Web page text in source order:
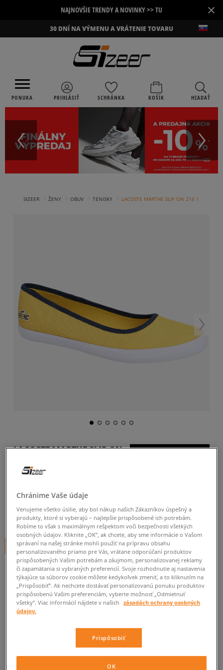
NAJNOVŠIE TRENDY A NOVINKY >> TU ×
30 DNÍ NA VÝMENU A VRÁTENIE TOVARU
PONUKA PRIHLÁSIŤ SCHRÁNKA KOŠÍK HĽADAŤ
SIZEER ŽENY OBUV TENISKY LACOSTE MARTHE SLIP ON 216 1
LACOSTE MARTHE SLIP ON
216 1
0.0 (0)
29,99€cena s DPH
+ 30 BODOV V SIZEERCLUBE
Informujte ma o dostupnosti
Ak bude položka opäť dostupná, dostanete od nás oznámenie.
ZISTIŤ DOSTUPNOSŤ V NAŠICH KAMENNÝCH PREDAJNIACH
Chránime Vaše údaje
Venujeme všetko úsilie, aby bol nákup našich Zákazníkov úspešný a
produkty, ktoré si vyberajú – najlepšie prispôsobené ich potrebám.
Robíme to však s maximálnym rešpektom voči bezpečnosti všetkých
osobných údajov. Kliknite „OK”, ak chcete, aby sme informácie o Vašom
správaní na našej stránke mohli použiť na prípravu obsahu
personalizovaného priamo pre Vás, vrátane odporúčaní produktov
prispôsobených Vašim potrebám a záujmom, personalizovanej reklamy
či zapamätania si vybraných preferencií. Svoje rozhodnutie aj nastavenia
týkajúce sa súborov cookie môžete kedykoľvek zmeniť, a to kliknutím na
„Prispôsobiť”. Ak nechcete dostávať personalizovanú ponuku produktov
prispôsobenú Vašim preferenciám, vyberte možnosť „Odmietnuť
všetky”. Viac informácií nájdete v našich
zásadách ochrany osobných
údajov.
Prispôsobiť
OK